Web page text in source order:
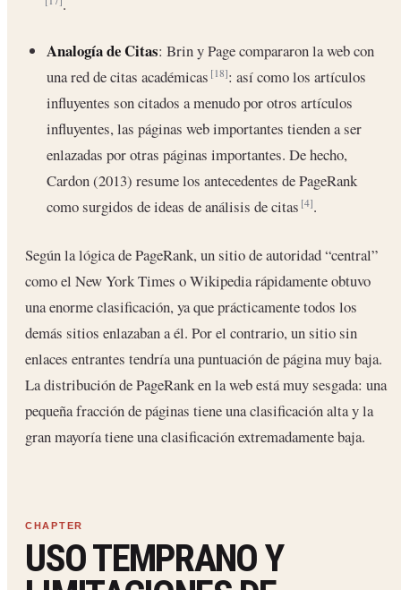
Analogía de Citas: Brin y Page compararon la web con
una red de citas académicas[18]: así como los artículos
influyentes son citados a menudo por otros artículos
influyentes, las páginas web importantes tienden a ser
enlazadas por otras páginas importantes. De hecho,
Cardon (2013) resume los antecedentes de PageRank
como surgidos de ideas de análisis de citas[4].
Según la lógica de PageRank, un sitio de autoridad “central”
como el New York Times o Wikipedia rápidamente obtuvo
una enorme clasificación, ya que prácticamente todos los
demás sitios enlazaban a él. Por el contrario, un sitio sin
enlaces entrantes tendría una puntuación de página muy baja.
La distribución de PageRank en la web está muy sesgada: una
pequeña fracción de páginas tiene una clasificación alta y la
gran mayoría tiene una clasificación extremadamente baja.
USO TEMPRANO Y